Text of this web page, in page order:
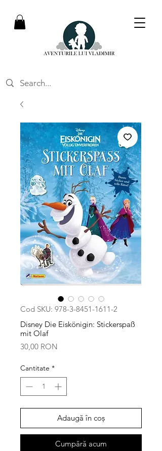
Cod SKU: 978-3-8451-1611-2
Disney Die Eiskönigin: Stickerspaß
mit Olaf
30,00 RON
Cantitate *
Adaugă în coș
Cumpără acum